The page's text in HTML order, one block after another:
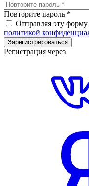
Повторите пароль *
Отправляя эту форму
политикой
Зарегистрироваться
Регистрация через